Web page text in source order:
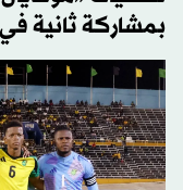
بمشاركة ثانية في